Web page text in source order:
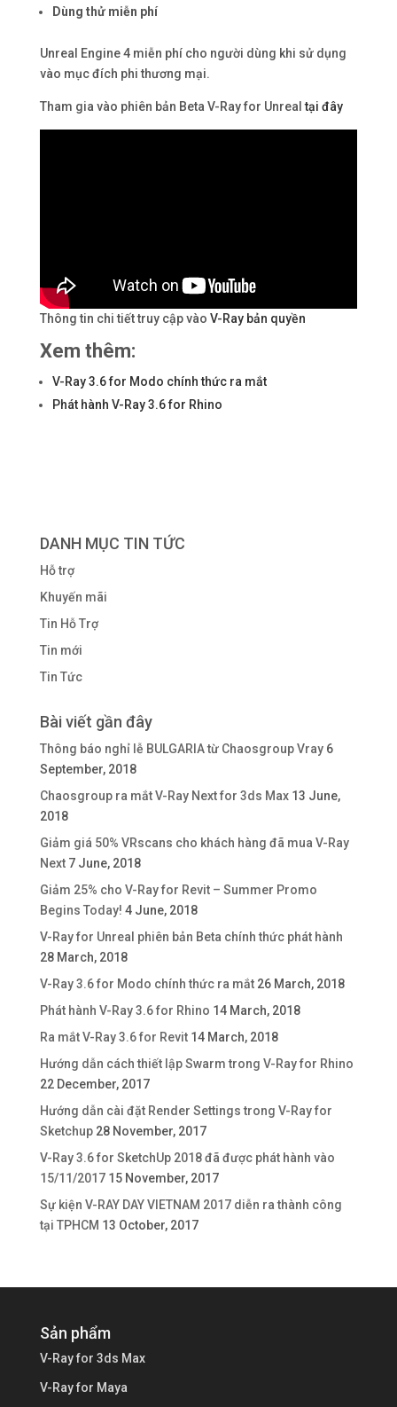
Dùng thử miễn phí
Unreal Engine 4 miễn phí cho người dùng khi sử dụng
vào mục đích phi thương mại.
Tham gia vào phiên bản Beta V-Ray for Unrealtại đây
Thông tin chi tiết truy cập vào V-Ray bản quyền
Xem thêm:
V-Ray 3.6 for Modo chính thức ra mắt
Phát hành V-Ray 3.6 for Rhino
DANH MỤC TIN TỨC
Hỗ trợ
Khuyến mãi
Tin Hỗ Trợ
Tin mới
Tin Tức
Bài viết gần đây
Thông báo nghỉ lễ BULGARIA từ Chaosgroup Vray 6
September, 2018
Chaosgroup ra mắt V-Ray Next for 3ds Max 13 June,
2018
Giảm giá 50% VRscans cho khách hàng đã mua V-Ray
Next 7 June, 2018
Giảm 25% cho V-Ray for Revit – Summer Promo
Begins Today! 4 June, 2018
V-Ray for Unreal phiên bản Beta chính thức phát hành
28 March, 2018
V-Ray 3.6 for Modo chính thức ra mắt 26 March, 2018
Phát hành V-Ray 3.6 for Rhino 14 March, 2018
Ra mắt V-Ray 3.6 for Revit 14 March, 2018
Hướng dẫn cách thiết lập Swarm trong V-Ray for Rhino
22 December, 2017
Hướng dẫn cài đặt Render Settings trong V-Ray for
Sketchup 28 November, 2017
V-Ray 3.6 for SketchUp 2018 đã được phát hành vào
15/11/2017 15 November, 2017
Sự kiện V-RAY DAY VIETNAM 2017 diễn ra thành công
tại TPHCM 13 October, 2017
Sản phẩm
V-Ray for 3ds Max
V-Ray for Maya